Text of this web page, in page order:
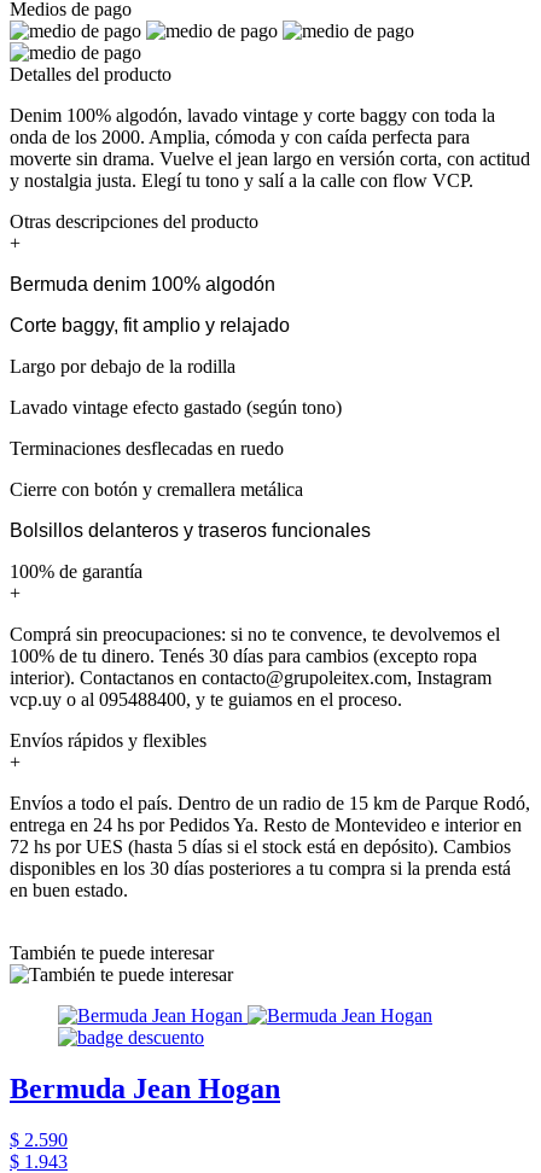
Medios de pago
Detalles del producto
Denim 100% algodón, lavado vintage y corte baggy con toda la
onda de los 2000. Amplia, cómoda y con caída perfecta para
moverte sin drama. Vuelve el jean largo en versión corta, con actitud
y nostalgia justa. Elegí tu tono y salí a la calle con flow VCP.
Otras descripciones del producto
+
Bermuda denim 100% algodón
Corte baggy, fit amplio y relajado
Largo por debajo de la rodilla
Lavado vintage efecto gastado (según tono)
Terminaciones desflecadas en ruedo
Cierre con botón y cremallera metálica
Bolsillos delanteros y traseros funcionales
100% de garantía
+
Comprá sin preocupaciones: si no te convence, te devolvemos el
100% de tu dinero. Tenés 30 días para cambios (excepto ropa
interior). Contactanos en contacto@grupoleitex.com, Instagram
vcp.uy o al 095488400, y te guiamos en el proceso.
Envíos rápidos y flexibles
+
Envíos a todo el país. Dentro de un radio de 15 km de Parque Rodó,
entrega en 24 hs por Pedidos Ya. Resto de Montevideo e interior en
72 hs por UES (hasta 5 días si el stock está en depósito). Cambios
disponibles en los 30 días posteriores a tu compra si la prenda está
en buen estado.
También te puede interesar
Bermuda Jean Hogan
$ 2.590
$ 1.943